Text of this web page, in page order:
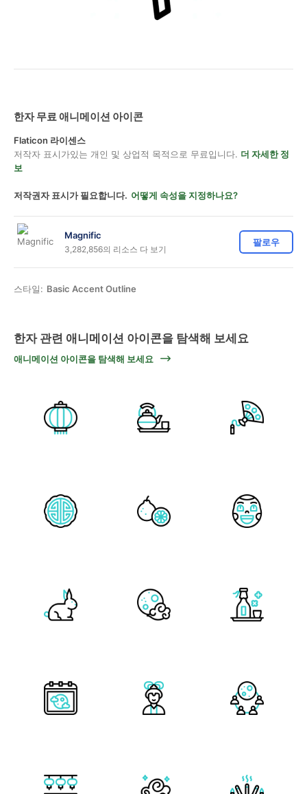
한자 무료 애니메이션 아이콘
Flaticon 라이센스
저작자 표시가있는 개인 및 상업적 목적으로 무료입니다. 더 자세한 정
보
저작권자 표시가 필요합니다. 어떻게 속성을 지정하나요?
Magnific
3,282,856의 리소스 다 보기
팔로우
스타일: Basic Accent Outline
한자 관련 애니메이션 아이콘을 탐색해 보세요
애니메이션 아이콘을 탐색해 보세요